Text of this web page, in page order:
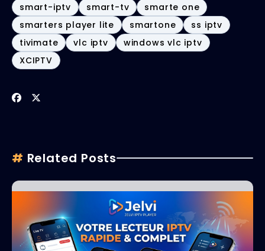
smart-iptv
smart-tv
smarte one
smarters player lite
smartone
ss iptv
tivimate
vlc iptv
windows vlc iptv
XCIPTV
# Related Posts